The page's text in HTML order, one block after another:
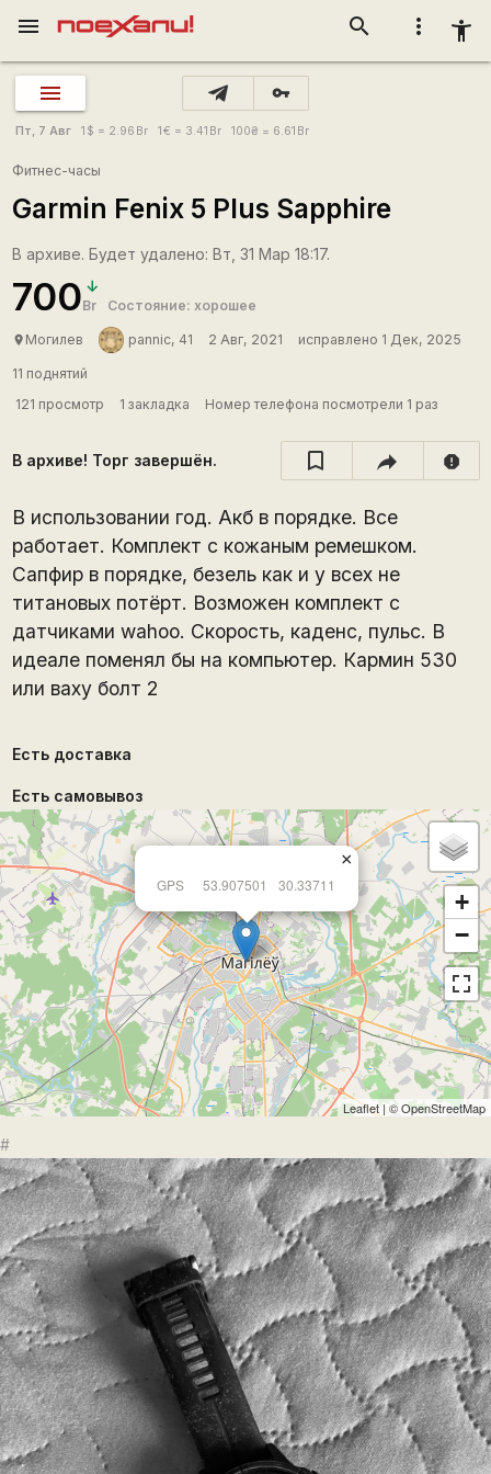
more_vert accessibility_new
search
menu
vpn_key
Пт, 7 Авг 1 $ = 2.96 Br 1€ = 3.41 Br 100₴ = 6.61 Br
Фитнес-часы
Garmin Fenix 5 Plus Sapphire
В архиве. Будет удалено: Вт, 31 Мар 18:17.
700Br Состояние: хорошее
place Могилев pannic, 41 2 Авг, 2021 исправлено 1 Дек, 2025
11 поднятий
121 просмотр
1 закладка Номер телефона посмотрели 1 раз
В архиве! Торг завершён. report
В использовании год. Акб в порядке. Все
работает. Комплект с кожаным ремешком.
Сапфир в порядке, безель как и у всех не
титановых потёрт. Возможен комплект с
датчиками wahoo. Скорость, каденс, пульс. В
идеале поменял бы на компьютер. Кармин 530
или ваху болт 2
Есть доставка
Есть самовывоз
GPS 53.907501 30.33711
×
+
−
Leaflet | ©OpenStreetMap
#